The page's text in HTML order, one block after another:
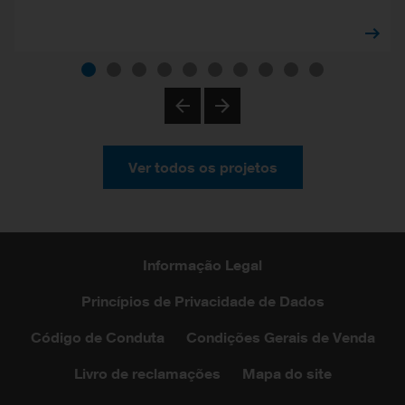
Ver todos os projetos
Informação Legal
Princípios de Privacidade de Dados
Código de Conduta Condições Gerais de Venda
Livro de reclamações Mapa do site